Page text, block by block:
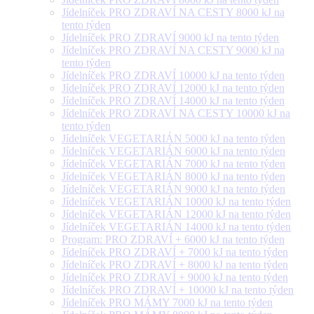
Jídelníček PRO ZDRAVÍ NA CESTY 8000 kJ na
tento týden
Jídelníček PRO ZDRAVÍ 9000 kJ na tento týden
Jídelníček PRO ZDRAVÍ NA CESTY 9000 kJ na
tento týden
Jídelníček PRO ZDRAVÍ 10000 kJ na tento týden
Jídelníček PRO ZDRAVÍ 12000 kJ na tento týden
Jídelníček PRO ZDRAVÍ 14000 kJ na tento týden
Jídelníček PRO ZDRAVÍ NA CESTY 10000 kJ na
tento týden
Jídelníček VEGETARIÁN 5000 kJ na tento týden
Jídelníček VEGETARIÁN 6000 kJ na tento týden
Jídelníček VEGETARIÁN 7000 kJ na tento týden
Jídelníček VEGETARIÁN 8000 kJ na tento týden
Jídelníček VEGETARIÁN 9000 kJ na tento týden
Jídelníček VEGETARIÁN 10000 kJ na tento týden
Jídelníček VEGETARIÁN 12000 kJ na tento týden
Jídelníček VEGETARIÁN 14000 kJ na tento týden
Program: PRO ZDRAVÍ + 6000 kJ na tento týden
Jídelníček PRO ZDRAVÍ + 7000 kJ na tento týden
Jídelníček PRO ZDRAVÍ + 8000 kJ na tento týden
Jídelníček PRO ZDRAVÍ + 9000 kJ na tento týden
Jídelníček PRO ZDRAVÍ + 10000 kJ na tento týden
Jídelníček PRO MÁMY 7000 kJ na tento týden